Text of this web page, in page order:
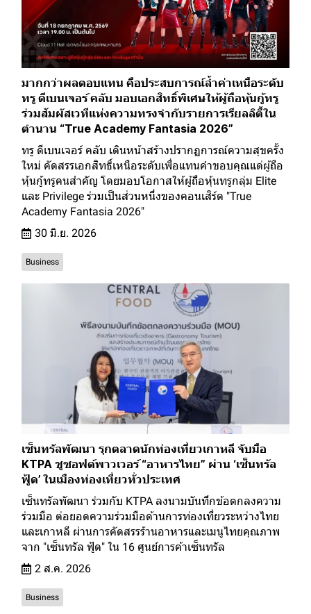
มากกว่าผลตอบแทน คือประสบการณ์ล้ำค่าเหนือระดับ
ทรู ดีเบนเจอร์ คลับ มอบเอกสิทธิ์พิเศษให้ผู้ถือหุ้นกู้ทรู
ร่วมสัมผัสเวทีแห่งความทรงจำกับรายการเรียลลิตี้ใน
ตำนาน “True Academy Fantasia 2026”
ทรู ดีเบนเจอร์ คลับ เดินหน้าสร้างปรากฏการณ์ความสุขครั้ง
ใหม่ คัดสรรเอกสิทธิ์เหนือระดับเพื่อแทนคำขอบคุณแด่ผู้ถือ
หุ้นกู้ทรูคนสำคัญ โดยมอบโอกาสให้ผู้ถือหุ้นทรูกลุ่ม Elite
และ Privilege ร่วมเป็นส่วนหนึ่งของคอนเสิร์ต "True
Academy Fantasia 2026"
30 มิ.ย. 2026
Business
เซ็นทรัลพัฒนา รุกตลาดนักท่องเที่ยวเกาหลี จับมือ
KTPA ชูซอฟต์พาวเวอร์ “อาหารไทย” ผ่าน ‘เซ็นทรัล
ฟู้ด’ ในเมืองท่องเที่ยวทั่วประเทศ
เซ็นทรัลพัฒนา ร่วมกับ KTPA ลงนามบันทึกข้อตกลงความ
ร่วมมือ ต่อยอดความร่วมมือด้านการท่องเที่ยวระหว่างไทย
และเกาหลี ผ่านการคัดสรรร้านอาหารและเมนูไทยคุณภาพ
จาก "เซ็นทรัล ฟู้ด" ใน 16 ศูนย์การค้าเซ็นทรัล
2 ส.ค. 2026
Business